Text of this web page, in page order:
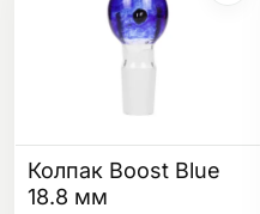
Колпак Boost Blue
18.8 мм